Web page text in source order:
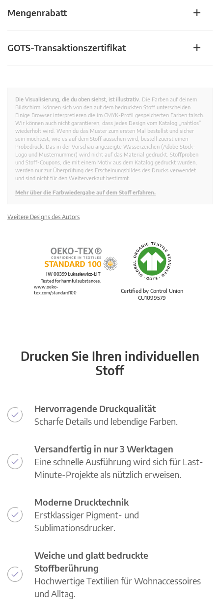
Mengenrabatt
GOTS-Transaktionszertifikat
Die Visualisierung, die du oben siehst, ist illustrativ. Die Farben auf deinem
Bildschirm, können sich von den auf dem bedruckten Stoff unterscheiden.
Einige Browser interpretieren die im CMYK-Profil gespeicherten Farben falsch.
Wir können auch nicht garantieren, dass jedes Design vom Katalog „nahtlos”
wiederholt wird. Wenn du das Muster zum ersten Mal bestellst und sicher
sein möchtest, wie es auf dem Stoff aussehen wird, bestell zuerst einen
Probedruck. Das in der Vorschau angezeigte Wasserzeichen (Adobe Stock-
Logo und Musternummer) wird nicht auf das Material gedruckt. Stoffproben
und Stoff-Coupons, die mit einem Motiv aus dem Katalog gedruckt wurden,
werden nur zur Überprüfung des Erscheinungsbildes des Drucks verwendet
und sind nicht für den Weiterverkauf bestimmt.
Mehr über die Farbwiedergabe auf dem Stoff erfahren.
Weitere Designs des Autors
Certified by Control Union
CU1099579
IW 00399 Łukasiewicz-ŁIT
Tested for harmful substances.
www.oeko-
tex.com/standard100
Drucken Sie Ihren individuellen
Stoff
Hervorragende Druckqualität
Scharfe Details und lebendige Farben.
Versandfertig in nur 3 Werktagen
Eine schnelle Ausführung wird sich für Last-
Minute-Projekte als nützlich erweisen.
Moderne Drucktechnik
Erstklassiger Pigment- und
Sublimationsdrucker.
Weiche und glatt bedruckte
Stoffberührung
Hochwertige Textilien für Wohnaccessoires
und Alltag.